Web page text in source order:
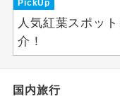
PickUp
人気紅葉スポッ
介！
国内旅行